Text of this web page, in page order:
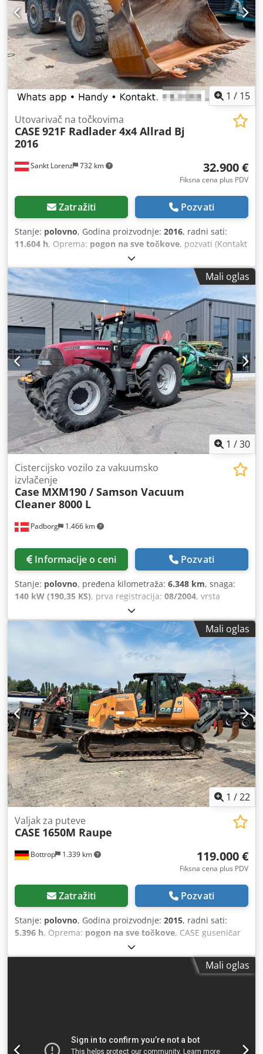
1 / 15
Sankt Lorenz 732 km
Utovarivač na točkovima
CASE 921F Radlader 4x4 Allrad Bj
2016
32.900 €
Fiksna cena plus PDV
Zatražiti Pozvati
Stanje: polovno, Godina proizvodnje: 2016, radni sati:
11.604 h, Oprema: pogon na sve točkove, pozvati (Kontakt
· Telefon · Mobilni · WhatsApp) * Case 921F točkaš 4x4
pogon na sve točkove * Grejanje / Klima uređaj * Godina
proizvodnje: 2016 * Šasija: FNH921F1NGHE12139 * Kw: 190
* Sopstvena težina: 19.680 kg * Ukupna težina: 21.600 kg
Csdjkq Amfjpfx An Usrf * Radnih sati: 11.604 * Dostupno 3
komada * Cena na upit * Sve informacije bez garancije
Mali oglas
1 /30
Padborg 1.466 km
Cistercijsko vozilo za vakuumsko
izvlačenje
Case MXM190 / Samson Vacuum
Cleaner 8000 L
Informacije o ceni Pozvati
Stanje: polovno, pređena kilometraža: 6.348 km, snaga:
140 kW (190,35 KS), prva registracija: 08/2004, vrsta
, Godina proizvodnje:
Model: MXM190 / Samson Usisivač 8000 L Godina: 2004
Stanje: Dobro Serijski broj: ACM231045 Ref. br.: 8084
Datum registracije: Snaga: 190 KS Radni sati: 6348 Menjač:
Potpuni powershift 19+6 Rezervoar za dizel: 1 Zapremina
rezervoara: 400 L Radio: ? Vazdušno sedište: ? Disk kočnice:
Mokre kočnice Dimenzije pneumatika: 600/65R25 +
650/75R38 - 520/70R34 Preostali dezen: 60% 90% - 40%
Kutija za alat: ? Csdpfsynq Dbex An Ujrf Hidraulični sistem:
? Proizvođač rezervoara: Samson Kapacitet rezervoara:
8000 L Visokotlačna pumpa: 2 x HPP Kapacitet visokog
pritiska: 122 l/min - 130 bar Vakuum pumpa: Samson
Daljinsko upravljanje: ?
Mali oglas
1 /22
Bottrop 1.339 km
Valjak za puteve
CASE 1650M Raupe
119.000 €
Fiksna cena plus PDV
Zatražiti Pozvati
Stanje: polovno, Godina proizvodnje: 2015, radni sati:
5.396 h, Oprema: pogon na sve točkove, CASE guseničar
Tip: 1650M Prazna masa: 19.200 kg Credpfszhyrmex An Uof
Snaga: 122 kW Radnih sati: 5.396 Oprema: - Grejanje
sedišta - Klima uređaj - Radio - Zadnji ripper sa 3 zuba -
Mali oglas